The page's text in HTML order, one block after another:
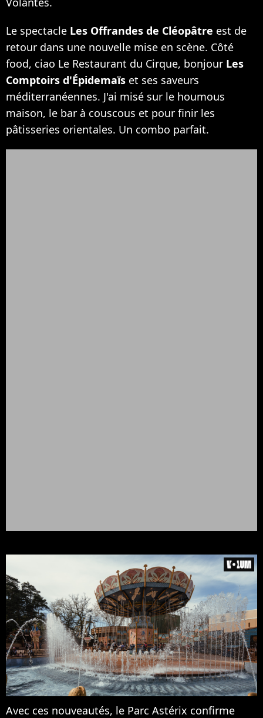
Le spectacle Les Offrandes de Cléopâtre est de
retour dans une nouvelle mise en scène. Côté
food, ciao Le Restaurant du Cirque, bonjour Les
Comptoirs d'Épidemaïs et ses saveurs
méditerranéennes. J'ai misé sur le houmous
maison, le bar à couscous et pour finir les
pâtisseries orientales. Un combo parfait.
Avec ces nouveautés, le Parc Astérix confirme